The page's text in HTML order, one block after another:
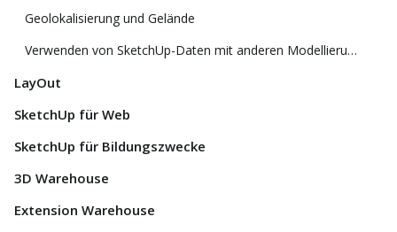
Geolokalisierung und Gelände
Verwenden von SketchUp-Daten mit anderen Modellierungsprogrammen oder Tools
LayOut
SketchUp für Web
SketchUp für Bildungszwecke
3D Warehouse
Extension Warehouse